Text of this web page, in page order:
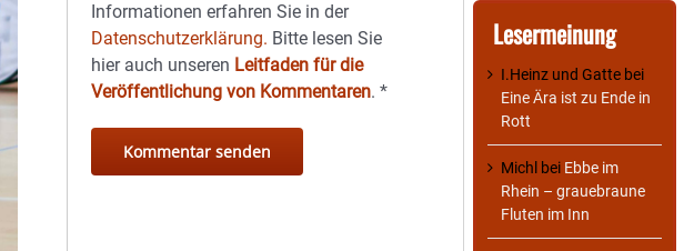
Informationen erfahren Sie in der
Datenschutzerklärung. Bitte lesen Sie
hier auch unseren Leitfaden für die
Veröffentlichung von Kommentaren.*
Lesermeinung
I.Heinz und Gatte bei
Eine Ära ist zu Ende in
Rott
Michl bei Ebbe im
Rhein – grauebraune
Fluten im Inn